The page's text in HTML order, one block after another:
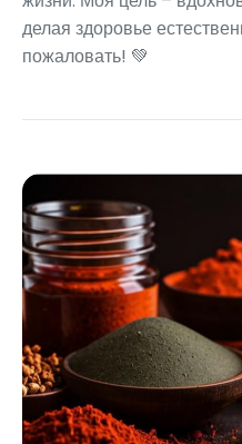
делая здоровье
пожаловать! 💚